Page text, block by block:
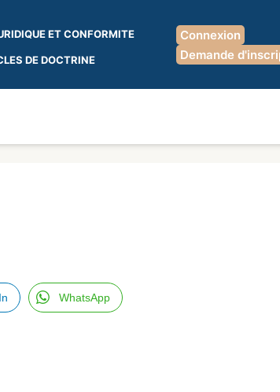
ET CONFORMITE
DE DOCTRINE
Connexion
Demande
WhatsApp